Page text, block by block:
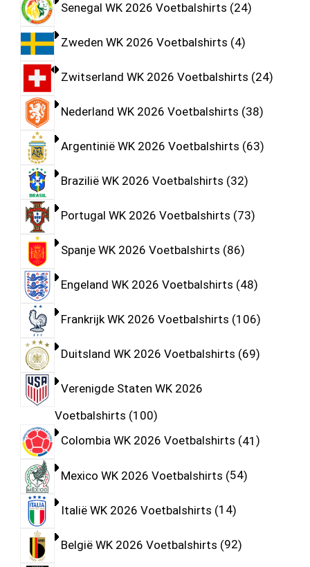
Senegal WK 2026 Voetbalshirts 24
Zweden WK 2026 Voetbalshirts 4
Zwitserland WK 2026 Voetbalshirts 24
Nederland WK 2026 Voetbalshirts 38
Argentinië WK 2026 Voetbalshirts 63
Brazilië WK 2026 Voetbalshirts 32
Portugal WK 2026 Voetbalshirts 73
Spanje WK 2026 Voetbalshirts 86
Engeland WK 2026 Voetbalshirts 48
Frankrijk WK 2026 Voetbalshirts 106
Duitsland WK 2026 Voetbalshirts 69
Verenigde Staten WK 2026
Voetbalshirts 100
Colombia WK 2026 Voetbalshirts 41
Mexico WK 2026 Voetbalshirts 54
Italië WK 2026 Voetbalshirts 14
België WK 2026 Voetbalshirts 92